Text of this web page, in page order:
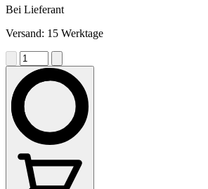
Bei Lieferant
Versand: 15 Werktage